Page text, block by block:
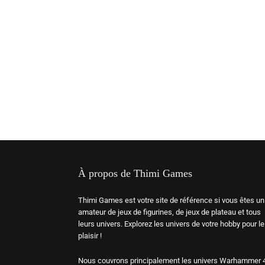
À propos de Thimi Games
Thimi Games est votre site de référence si vous êtes un
amateur de jeux de figurines, de jeux de plateau et tous
leurs univers. Explorez les univers de votre hobby pour le
plaisir !
Nous couvrons principalement les univers Warhammer